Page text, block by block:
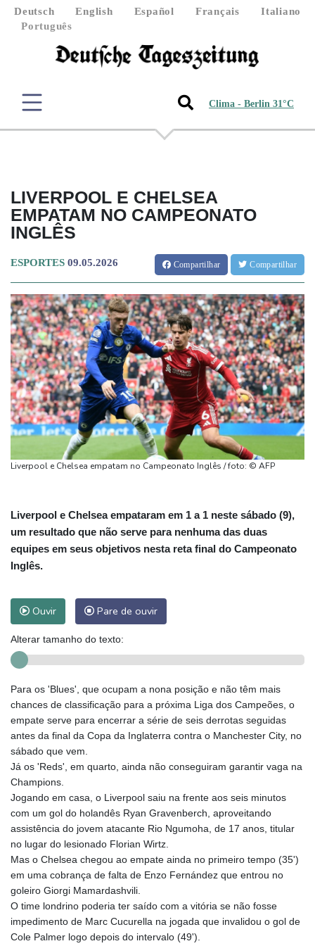
Deutsch English Español Français
Italiano
Português
Clima - Berlin 31°C
LIVERPOOL E CHELSEA
EMPATAM NO CAMPEONATO
INGLÊS
ESPORTES 09.05.2026 Compartilhar Compartilhar
Liverpool e Chelsea empatam no Campeonato Inglês / foto: © AFP
Liverpool e Chelsea empataram em 1 a 1 neste sábado (9),
um resultado que não serve para nenhuma das duas
equipes em seus objetivos nesta reta final do Campeonato
Inglês.
Ouvir Pare de ouvir
Alterar tamanho do texto:
Para os 'Blues', que ocupam a nona posição e não têm mais
chances de classificação para a próxima Liga dos Campeões, o
empate serve para encerrar a série de seis derrotas seguidas
antes da final da Copa da Inglaterra contra o Manchester City, no
sábado que vem.
Já os 'Reds', em quarto, ainda não conseguiram garantir vaga na
Champions.
Jogando em casa, o Liverpool saiu na frente aos seis minutos
com um gol do holandês Ryan Gravenberch, aproveitando
assistência do jovem atacante Rio Ngumoha, de 17 anos, titular
no lugar do lesionado Florian Wirtz.
Mas o Chelsea chegou ao empate ainda no primeiro tempo (35')
em uma cobrança de falta de Enzo Fernández que entrou no
goleiro Giorgi Mamardashvili.
O time londrino poderia ter saído com a vitória se não fosse
impedimento de Marc Cucurella na jogada que invalidou o gol de
Cole Palmer logo depois do intervalo (49').